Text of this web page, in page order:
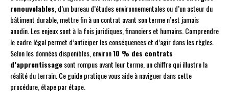
renouvelables, d’un bureau d’études environnementales ou d’un acteur du
bâtiment durable, mettre fin à un contrat avant son terme n’est jamais
anodin. Les enjeux sont à la fois juridiques, financiers et humains. Comprendre
le cadre légal permet d’anticiper les conséquences et d’agir dans les règles.
Selon les données disponibles, environ10 % des contrats
d’apprentissagesont rompus avant leur terme, un chiffre qui illustre la
réalité du terrain. Ce guide pratique vous aide à naviguer dans cette
procédure, étape par étape.